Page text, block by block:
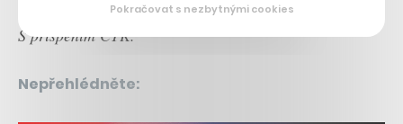
S přispěním ČTK.
Nepřehlédněte:
Pokračovat s nezbytnými cookies